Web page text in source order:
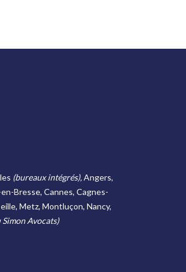
(bureaux intégrés),Angers,
Bresse, Cannes, Cagnes-
Metz, Montluçon, Nancy,
Simon Avocats)